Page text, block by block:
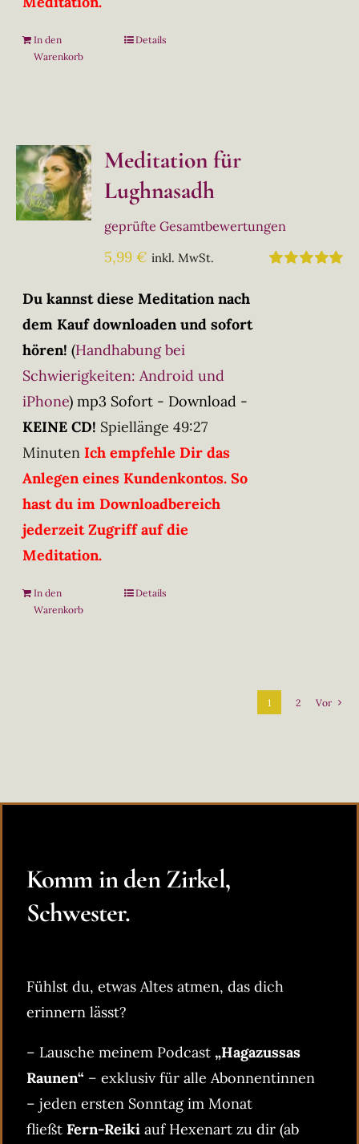
In den
Warenkorb
Details
Meditation für
Lughnasadh
geprüfte Gesamtbewertungen
5,99€ inkl. MwSt.
Du kannst diese Meditation nach
dem Kauf downloaden und sofort
hören! (Handhabung bei
Schwierigkeiten: Android und
iPhone) mp3 Sofort - Download -
KEINE CD! Spiellänge 49:27
Minuten Ich empfehle Dir das
Anlegen eines Kundenkontos. So
hast du im Downloadbereich
jederzeit Zugriff auf die
Meditation.
In den
Warenkorb
Details
1 2 Vor
Komm in den Zirkel,
Schwester.
Fühlst du, etwas Altes atmen, das dich
erinnern lässt?
– Lausche meinem Podcast „Hagazussas
Raunen“ – exklusiv für alle Abonnentinnen
– jeden ersten Sonntag im Monat
fließt Fern-Reiki auf Hexenart zu dir (ab